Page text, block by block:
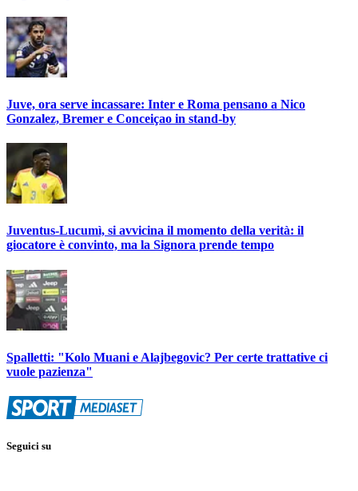
Juve, ora serve incassare: Inter e Roma pensano a Nico
Gonzalez, Bremer e Conceiçao in stand-by
Juventus-Lucumì, si avvicina il momento della verità: il
giocatore è convinto, ma la Signora prende tempo
Spalletti: "Kolo Muani e Alajbegovic? Per certe trattative ci
vuole pazienza"
Seguici su